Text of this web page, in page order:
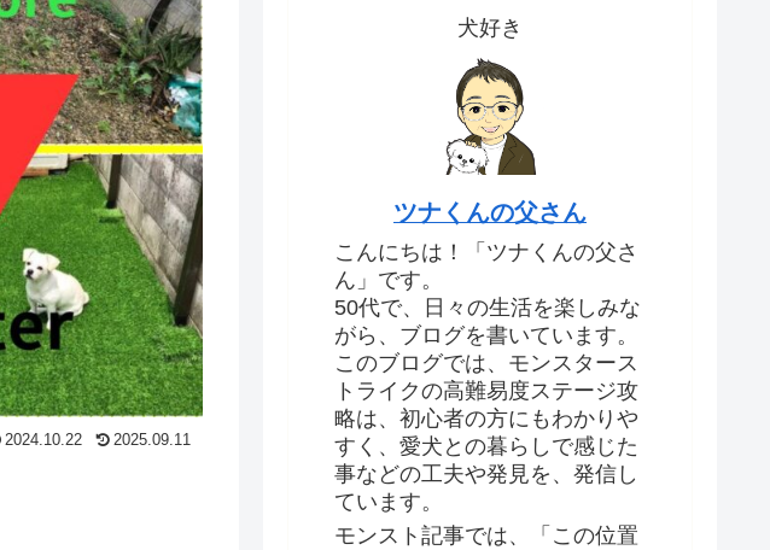
2024.10.22 2025.09.11
犬好き
ツナくんの父さん
こんにちは！「ツナくんの父さ
ん」です。
50代で、日々の生活を楽しみな
がら、ブログを書いています。
このブログでは、モンスタース
トライクの高難易度ステージ攻
略は、初心者の方にもわかりや
すく、愛犬との暮らしで感じた
事などの工夫や発見を、発信し
ています。
モンスト記事では、「この位置